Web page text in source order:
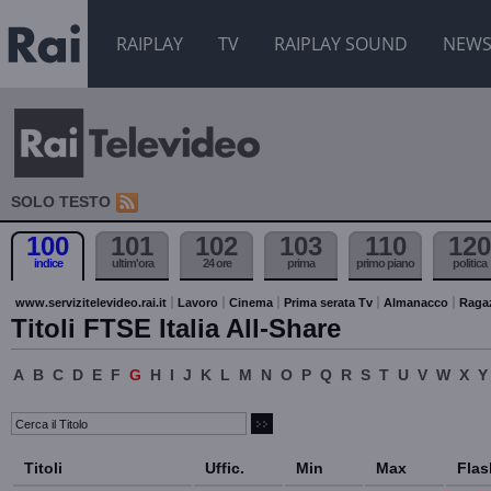
RAIPLAY TV RAIPLAY SOUND NEWS
SOLO TESTO
100
indice
101
ultim'ora
102
24 ore
103
prima
110
primo piano
120
politica
www.servizitelevideo.rai.it Lavoro Cinema Prima serata Tv Almanacco
Titoli FTSE Italia All-Share
A B C D E F G H I J K L M N O P Q R S T U V W X Y
Titoli Uffic. Min Max